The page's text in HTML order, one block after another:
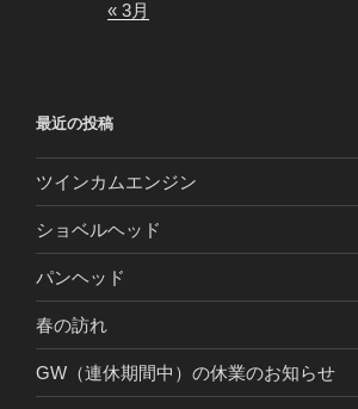
« 3月
最近の投稿
ツインカムエンジン
ショベルヘッド
パンヘッド
春の訪れ
GW（連休期間中）の休業のお知らせ